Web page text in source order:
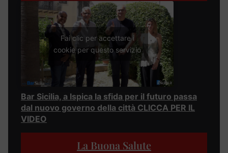
Fai clic per accettare i
cookie per questo servizio
Bar Sicilia, a Ispica la sfida per il futuro passa
dal nuovo governo della città CLICCA PER IL
VIDEO
La Buona Salute